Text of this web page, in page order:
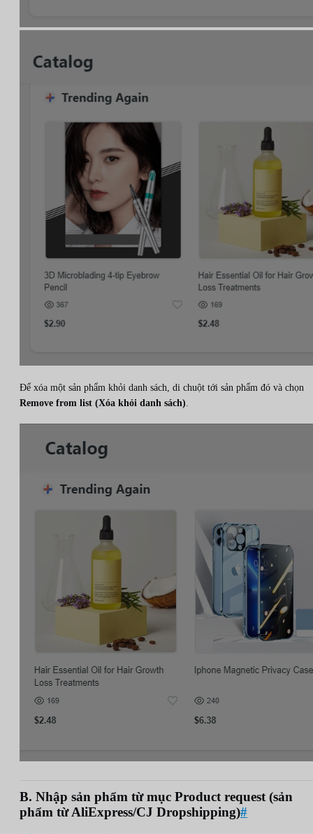
Để xóa một sản phẩm khỏi danh sách, di chuột tới sản phẩm đó và chọn
Remove from list (Xóa khỏi danh sách).
B. Nhập sản phẩm từ mục Product request (sản
phẩm từ AliExpress/CJ Dropshipping)#